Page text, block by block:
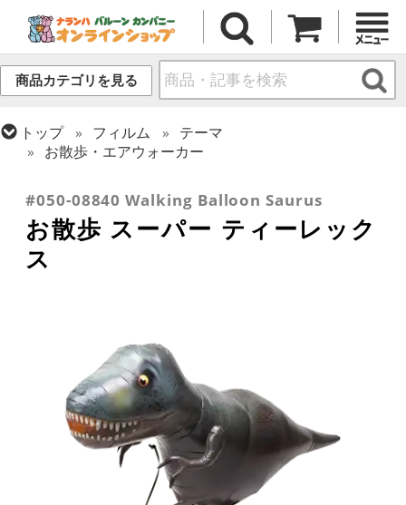
商品カテゴリを見る
トップ フィルム
テーマ
お散歩・エアウォーカー
#050-08840 Walking Balloon Saurus
お散歩 スーパー ティーレック
ス